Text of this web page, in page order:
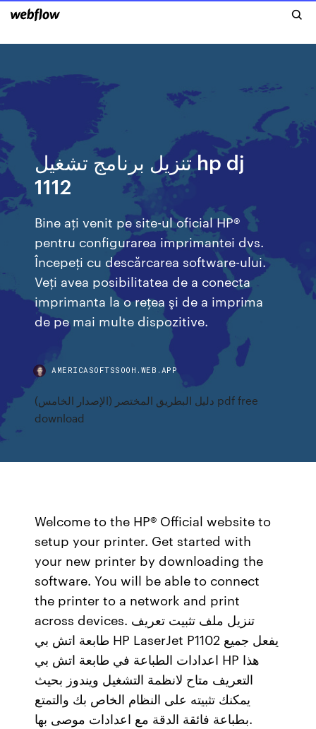
تنزيل برنامج تشغيل hp dj
1112
Bine aţi venit pe site-ul oficial HP®
pentru configurarea imprimantei dvs.
Începeţi cu descărcarea software-ului.
Veţi avea posibilitatea de a conecta
imprimanta la o reţea şi de a imprima
de pe mai multe dispozitive.
AMERICASOFTSSOOH.WEB.APP
دليل البطريق المختصر (الإصدار الخامس) pdf free
download
Welcome to the HP® Official website to
setup your printer. Get started with
your new printer by downloading the
software. You will be able to connect
the printer to a network and print
across devices. تنزيل ملف تثبيت تعريف
طابعة اتش بي HP LaserJet P1102 يفعل جميع
اعدادات الطباعة في طابعة اتش بي HP هذا
التعريف متاح لانظمة التشغيل ويندوز بحيث
يمكنك تثبيته على النظام الخاص بك والتمتع
بطباعة فائقة الدقة مع اعدادات موصى بها.